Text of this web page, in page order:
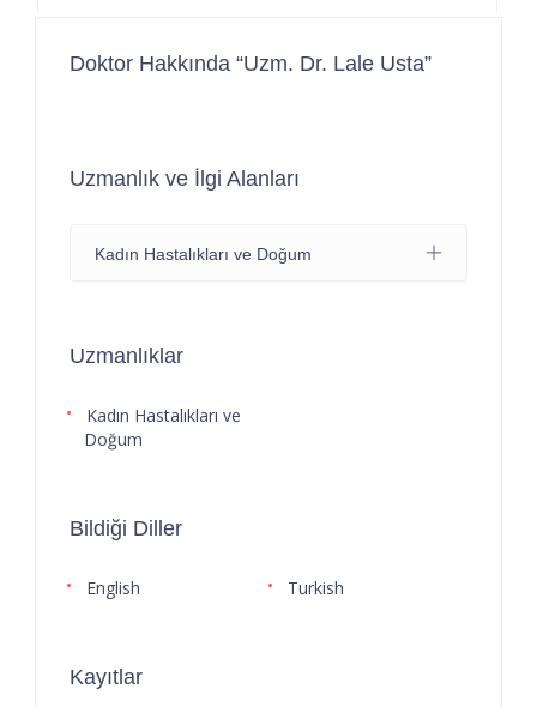
Doktor Hakkında “Uzm. Dr. Lale Usta”
Uzmanlık ve İlgi Alanları
Kadın Hastalıkları ve Doğum
Uzmanlıklar
Kadın Hastalıkları ve
Doğum
Bildiği Diller
English Turkish
Kayıtlar